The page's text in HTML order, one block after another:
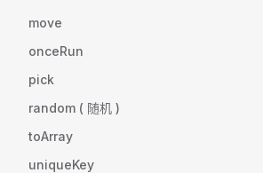
move
onceRun
pick
random ( 随机 )
toArray
uniqueKey